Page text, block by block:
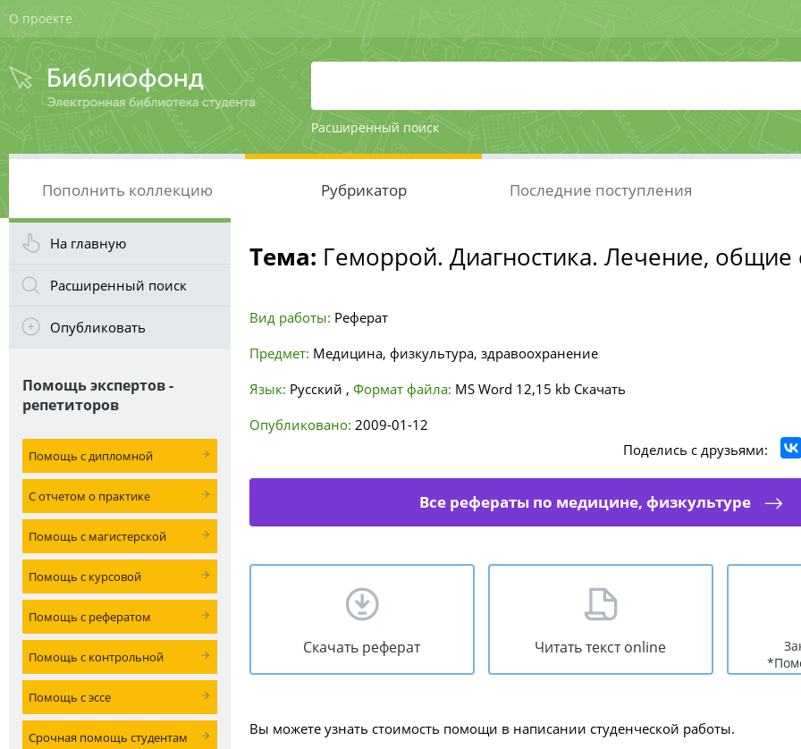
О проекте
Расширенный поиск
Пополнить коллекцию Рубрикатор Последние поступления
На главную
Расширенный поиск
Опубликовать
Помощь экспертов -
репетиторов
Помощь с дипломной
С отчетом о практике
Помощь с магистерской
Помощь с курсовой
Помощь с рефератом
Помощь с контрольной
Помощь с эссе
Срочная помощь студентам
Тема: Геморрой. Диагностика. Лечение, общие
Вид работы: Реферат
Предмет: Медицина, физкультура, здравоохранение
Язык: Русский , Формат файла: MS Word 12,15 kb Скачать
Опубликовано: 2009-01-12
Поделись с друзьями:
Все рефераты по медицине, физкультуре
Скачать реферат Читать текст online
Вы можете узнать стоимость помощи в написании студенческой работы.